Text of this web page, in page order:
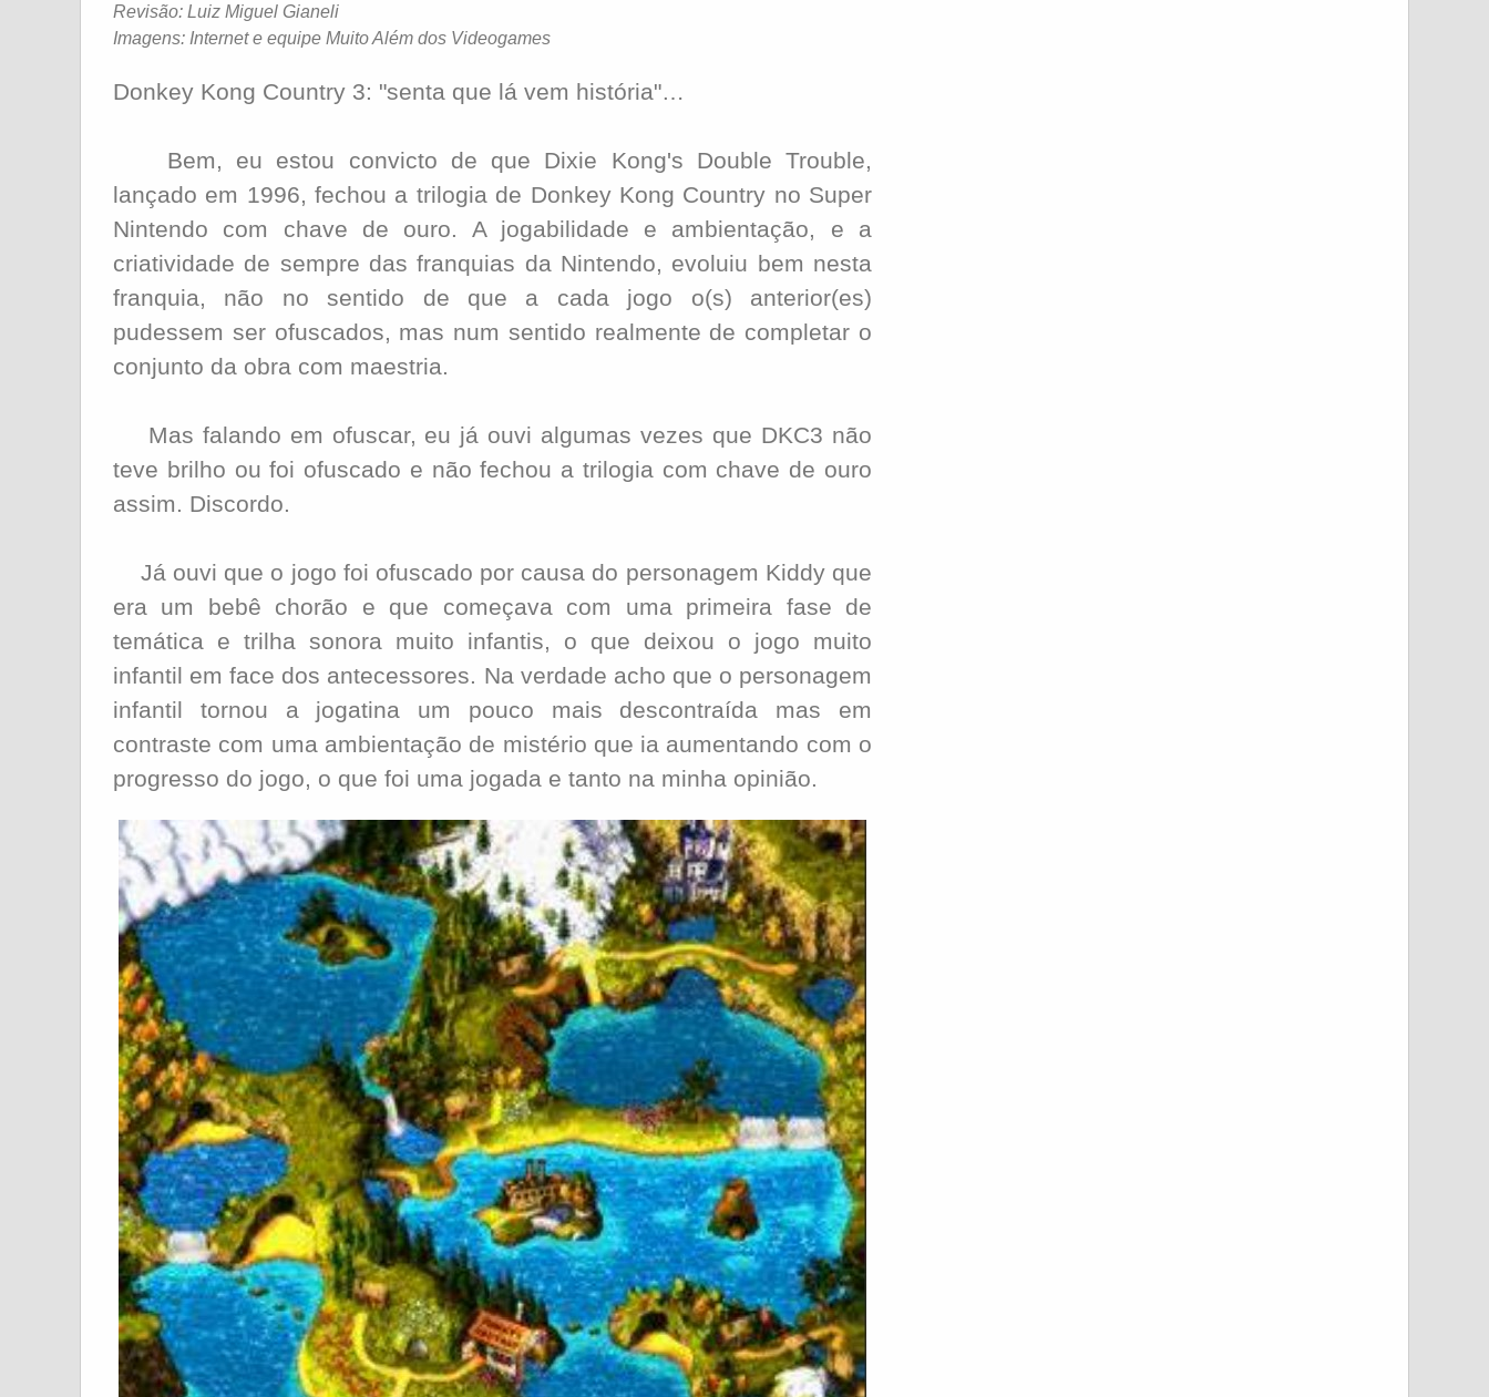
Revisão: Luiz Miguel Gianeli
Imagens: Internet e equipe Muito Além dos Videogames
Donkey Kong Country 3: "senta que lá vem história"…
Bem, eu estou convicto de que Dixie Kong's Double Trouble,
lançado em 1996, fechou a trilogia de Donkey Kong Country no Super
Nintendo com chave de ouro. A jogabilidade e ambientação, e a
criatividade de sempre das franquias da Nintendo, evoluiu bem nesta
franquia, não no sentido de que a cada jogo o(s) anterior(es)
pudessem ser ofuscados, mas num sentido realmente de completar o
conjunto da obra com maestria.
Mas falando em ofuscar, eu já ouvi algumas vezes que DKC3 não
teve brilho ou foi ofuscado e não fechou a trilogia com chave de ouro
assim. Discordo.
Já ouvi que o jogo foi ofuscado por causa do personagem Kiddy que
era um bebê chorão e que começava com uma primeira fase de
temática e trilha sonora muito infantis, o que deixou o jogo muito
infantil em face dos antecessores. Na verdade acho que o personagem
infantil tornou a jogatina um pouco mais descontraída mas em
contraste com uma ambientação de mistério que ia aumentando com o
progresso do jogo, o que foi uma jogada e tanto na minha opinião.